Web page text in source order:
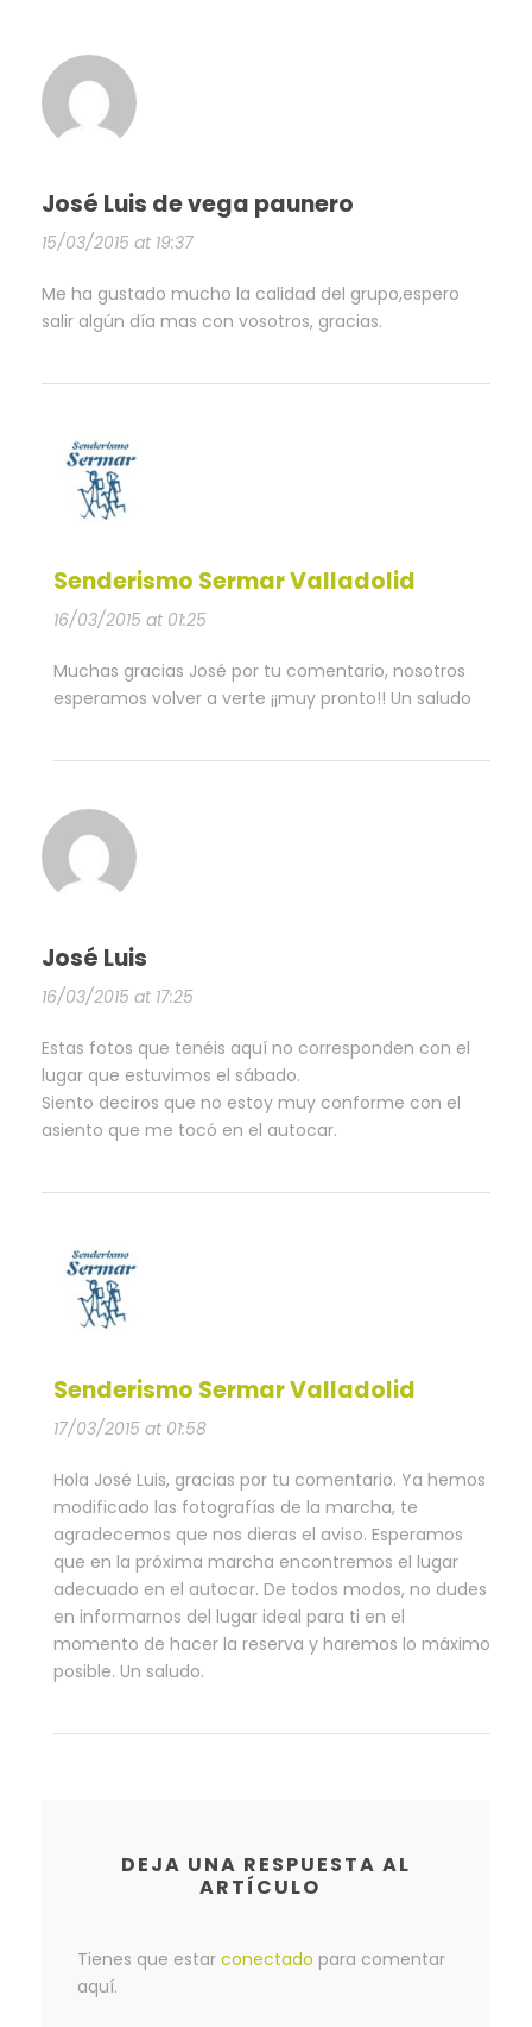
José Luis de vega paunero
15/03/2015 at 19:37
Me ha gustado mucho la calidad del grupo,espero
salir algún día mas con vosotros, gracias.
Senderismo Sermar Valladolid
16/03/2015 at 01:25
Muchas gracias José por tu comentario, nosotros
esperamos volver a verte ¡¡muy pronto!! Un saludo
José Luis
16/03/2015 at 17:25
Estas fotos que tenéis aquí no corresponden con el
lugar que estuvimos el sábado.
Siento deciros que no estoy muy conforme con el
asiento que me tocó en el autocar.
Senderismo Sermar Valladolid
17/03/2015 at 01:58
Hola José Luis, gracias por tu comentario. Ya hemos
modificado las fotografías de la marcha, te
agradecemos que nos dieras el aviso. Esperamos
que en la próxima marcha encontremos el lugar
adecuado en el autocar. De todos modos, no dudes
en informarnos del lugar ideal para ti en el
momento de hacer la reserva y haremos lo máximo
posible. Un saludo.
DEJA UNA RESPUESTA AL
ARTÍCULO
Tienes que estar conectado para comentar
aquí.